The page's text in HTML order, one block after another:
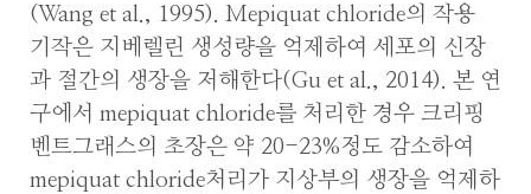
(Wang et al., 1995). Mepiquat chloride의 작용
기작은 지베렐린 생성량을 억제하여 세포의 신장
과 절간의 생장을 저해한다(Gu et al., 2014). 본 연
구에서 mepiquat chloride를 처리한 경우 크리핑
벤트그래스의 초장은 약 20-23%정도 감소하여
mepiquat chloride처리가 지상부의 생장을 억제하